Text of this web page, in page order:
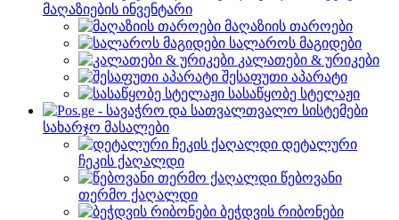
მაღაზიების ინვენტარი
მაღაზიის თაროები
სალაროს მაგიდები
კალათები & ურიკები
შესაფუთი აპარატი
სასაწყობე სტელაჟი
სახარჯო მასალები
დეტალური
ჩეკის ქაღალდი
წებოვანი
თერმო ქაღალდი
ბეჭდვის რიბონები